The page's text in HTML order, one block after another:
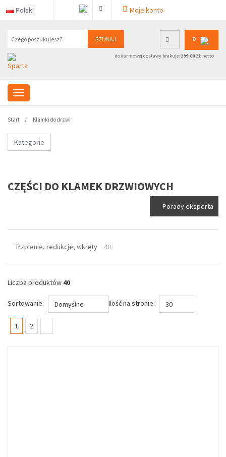
Polski Moje konto
SZUKAJ 0
do darmowej dostawy brakuje: 299.00ZŁ netto
Start Klamki do drzwi
Kategorie
CZĘŚCI DO KLAMEK DRZWIOWYCH
Porady eksperta
Trzpienie, redukcje, wkręty 40
Liczba produktów 40
Sortowanie: Domyślne Ilość na stronie: 30
1 (current)
2